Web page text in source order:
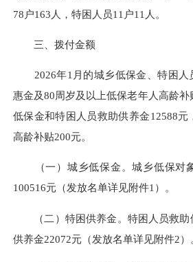
78户163人，特困人员11户11人。
三、拨付金额
2026年1月的城乡低保金、特困人
惠金及80周岁及以上低保老年人高龄补
低保金和特困人员救助供养金12588元
高龄补贴200元。
（一）城乡低保金。城乡低保对
100516元（发放名单详见附件1）。
（二）特困供养金。特困人员救助
供养金22072元（发放名单详见附件2）